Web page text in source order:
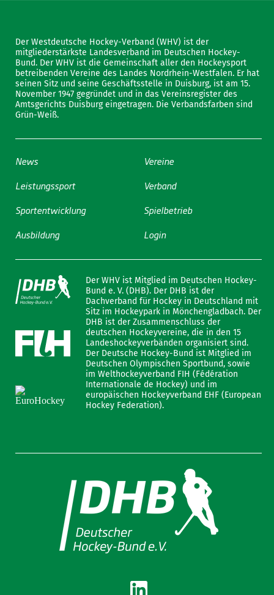
Der Westdeutsche Hockey-Verband (WHV) ist der
mitgliederstärkste Landesverband im Deutschen Hockey-
Bund. Der WHV ist die Gemeinschaft aller den Hockeysport
betreibenden Vereine des Landes Nordrhein-Westfalen. Er hat
seinen Sitz und seine Geschäftsstelle in Duisburg, ist am 15.
November 1947 gegründet und in das Vereinsregister des
Amtsgerichts Duisburg eingetragen. Die Verbandsfarben sind
Grün-Weiß.
News
Leistungssport
Sportentwicklung
Ausbildung
Vereine
Verband
Spielbetrieb
Login
Der WHV ist Mitglied im Deutschen Hockey-
Bund e. V. (DHB). Der DHB ist der
Dachverband für Hockey in Deutschland mit
Sitz im Hockeypark in Mönchengladbach. Der
DHB ist der Zusammenschluss der
deutschen Hockeyvereine, die in den 15
Landeshockeyverbänden organisiert sind.
Der Deutsche Hockey-Bund ist Mitglied im
Deutschen Olympischen Sportbund, sowie
im Welthockeyverband FIH (Fédération
Internationale de Hockey) und im
europäischen Hockeyverband EHF (European
Hockey Federation).